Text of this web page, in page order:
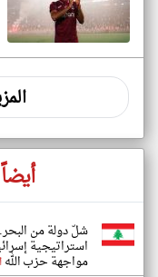
شلّ دولة من
استراتيجية
مواجهة حزب الله